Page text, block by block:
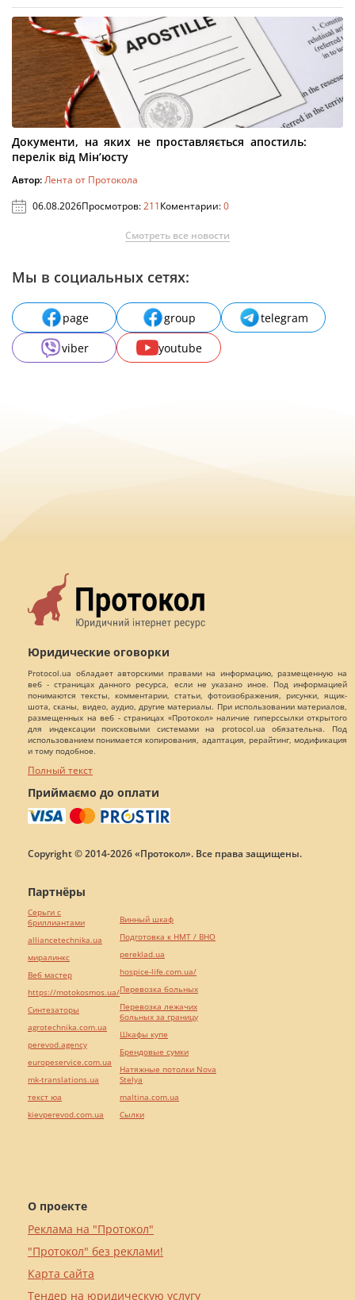
Документи, на яких не проставляється апостиль:
перелік від Мін’юсту
Автор:Лента от Протокола
06.08.2026Просмотров:211Коментарии:0
Смотреть все новости
Мы в социальных сетях:
page group
telegram
viber
youtube
Юридические оговорки
Protocol.ua обладает авторскими правами на информацию, размещенную на
веб - страницах данного ресурса, если не указано иное. Под информацией
понимаются тексты, комментарии, статьи, фотоизображения, рисунки, ящик-
шота, сканы, видео, аудио, другие материалы. При использовании материалов,
размещенных на веб - страницах «Протокол» наличие гиперссылки открытого
для индексации поисковыми системами на protocol.ua обязательна. Под
использованием понимается копирования, адаптация, рерайтинг, модификация
и тому подобное.
Полный текст
Приймаємо до оплати
Copyright © 2014-2026 «Протокол». Все права защищены.
О проекте
Реклама на "Протокол"
"Протокол" без реклами!
Карта сайта
Тендер на юридическую услугу
Партнёры
Серьги с
бриллиантами
alliancetechnika.ua
миралинкс
Веб мастер
https://motokosmos.ua/
Синтезаторы
agrotechnika.com.ua
perevod.agency
europeservice.com.ua
mk-translations.ua
текст юа
kievperevod.com.ua
Винный шкаф
Подготовка к НМТ / ВНО
pereklad.ua
hospice-life.com.ua/
Перевозка больных
Перевозка лежачих
больных за границу
Шкафы купе
Брендовые сумки
Натяжные потолки Nova
Stelya
maltina.com.ua
Cылки